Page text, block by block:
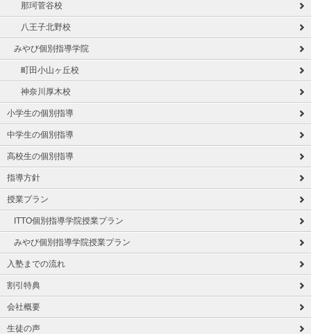
那珂菅谷校
八王子北野校
みやび個別指導学院
町田小山ヶ丘校
神奈川厚木校
小学生の個別指導
中学生の個別指導
高校生の個別指導
指導方針
授業プラン
ITTO個別指導学院授業プラン
みやび個別指導学院授業プラン
入塾までの流れ
割引特典
会社概要
生徒の声